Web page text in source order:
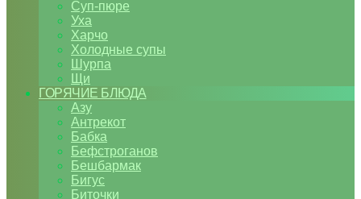
Суп-пюре
Уха
Харчо
Холодные супы
Шурпа
Щи
ГОРЯЧИЕ БЛЮДА
Азу
Антрекот
Бабка
Бефстроганов
Бешбармак
Бигус
Биточки